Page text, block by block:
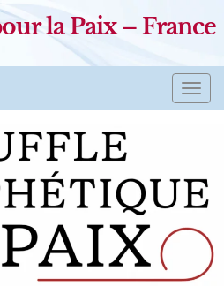
la Paix – France